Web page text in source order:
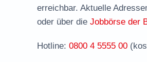
Jobcenter Stormarn
Stellenangebote und
Häufige Fragen rund
erreichbar. Aktuelle
oder über die Jobbörse der
Hotline: 0800 4 5555 00